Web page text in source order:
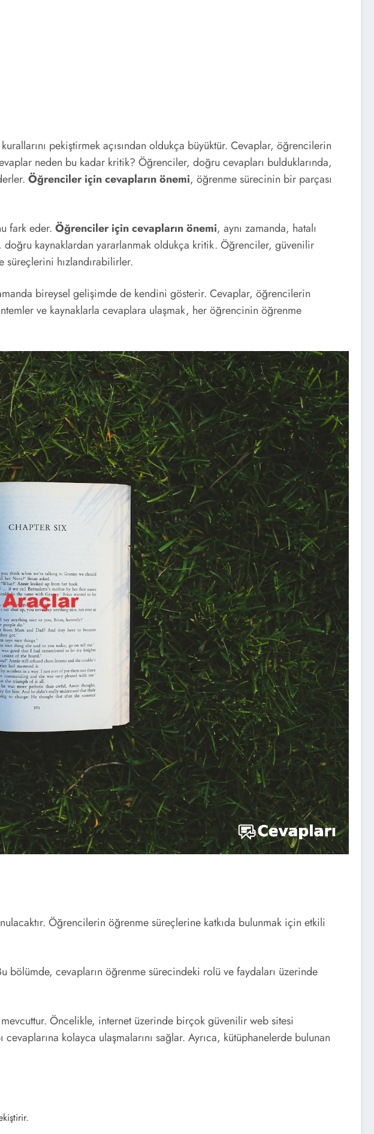
pekiştirmek açısından oldukça büyüktür. Cevaplar, öğrencilerin
neden bu kadar kritik? Öğrenciler, doğru cevapları bulduklarında,
Öğrenciler için cevapların önemi, öğrenme sürecinin bir parçası
fark eder. Öğrenciler için cevapların önemi, aynı zamanda, hatalı
doğru kaynaklardan yararlanmak oldukça kritik. Öğrenciler, güvenilir
hızlandırabilirler.
bireysel gelişimde de kendini gösterir. Cevaplar, öğrencilerin
ve kaynaklarla cevaplara ulaşmak, her öğrencinin öğrenme
Öğrencilerin öğrenme süreçlerine katkıda bulunmak için etkili
cevapların öğrenme sürecindeki rolü ve faydaları üzerinde
mevcuttur. Öncelikle, internet üzerinde birçok güvenilir web sitesi
kolayca ulaşmalarını sağlar. Ayrıca, kütüphanelerde bulunan